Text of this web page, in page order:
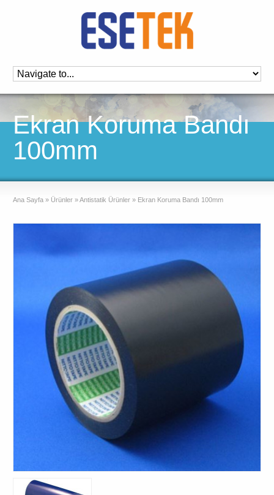
Ekran Koruma Bandı
100mm
Ana Sayfa » Ürünler »Antistatik Ürünler » Ekran Koruma Bandı 100mm